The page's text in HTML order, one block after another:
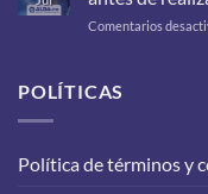
Comentarios
POLÍTICAS
Política de términos y